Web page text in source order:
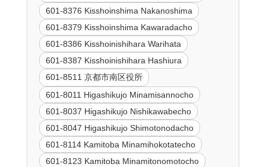
601-8376 Kisshoinshima Nakanoshima
601-8379 Kisshoinshima Kawaradacho
601-8386 Kisshoinishihara Warihata
601-8387 Kisshoinishihara Hashiura
601-8511 京都市南区役所
601-8011 Higashikujo Minamisannocho
601-8037 Higashikujo Nishikawabecho
601-8047 Higashikujo Shimotonodacho
601-8114 Kamitoba Minamihokotatecho
601-8123 Kamitoba Minamitonomotocho